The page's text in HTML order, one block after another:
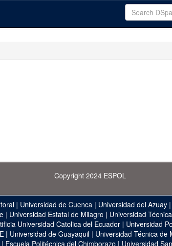
Copyright 2024 ESPOL
| Universidad de Cuenca | Universidad del Azuay |
| Universidad Estatal de Milagro | Universidad
Universidad Catolica del Ecuador| Universidad
| Universidad de Guayaquil | Universidad Técnica de
Escuela Politécnica del Chimborazo | Universidad